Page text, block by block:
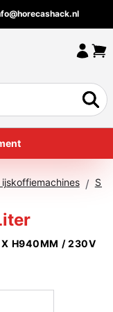
ijskoffiemachines /
H940MM / 230V